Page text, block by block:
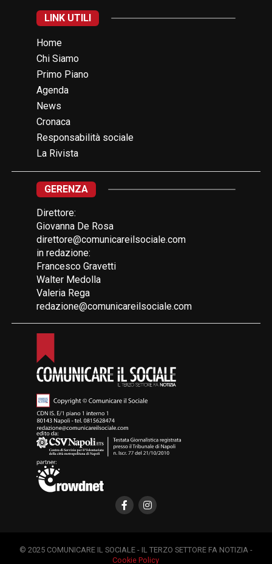
LINK UTILI
Home
Chi Siamo
Primo Piano
Agenda
News
Cronaca
Responsabilità sociale
La Rivista
GERENZA
Direttore:
Giovanna De Rosa
direttore@comunicareilsociale.com
in redazione:
Francesco Gravetti
Walter Medolla
Valeria Rega
redazione@comunicareilsociale.com
© 2025 COMUNICARE IL SOCIALE - IL TERZO SETTORE FA NOTIZIA -
Cookie Policy